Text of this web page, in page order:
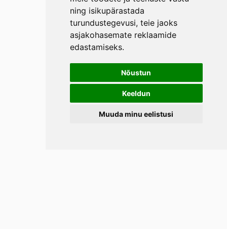
ning isikupärastada
turundustegevusi, teie jaoks
asjakohasemate reklaamide
edastamiseks.
Nõustun
Keeldun
Muuda minu eelistusi